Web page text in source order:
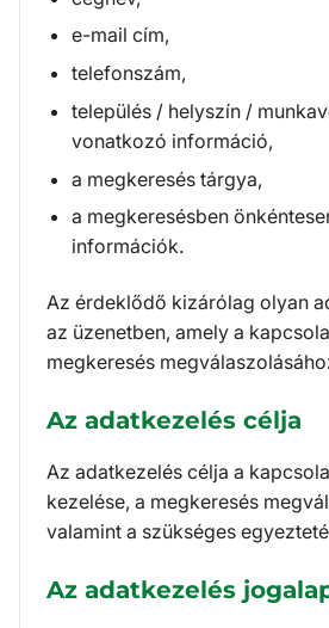
e-mail cím,
telefonszám,
település / helyszín /
vonatkozó információ,
a megkeresés tárgya,
a megkeresésben
információk.
Az érdeklődő kizárólag olyan
az üzenetben, amely a
megkeresés
Az adatkezelés célja
Az adatkezelés célja a
kezelése, a megkeresés
valamint a szükséges
Az adatkezelés